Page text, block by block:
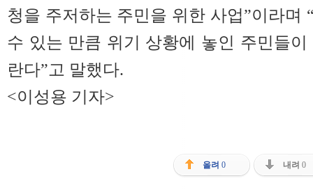
청을 주저하는 주민을 위한 사업”이라며
수 있는 만큼 위기 상황에 놓인 주민들
란다”고 말했다.
<이성용 기자>
올려 0 내려 0